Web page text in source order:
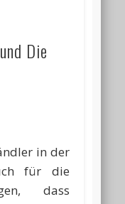
Die
in der
für die
dass